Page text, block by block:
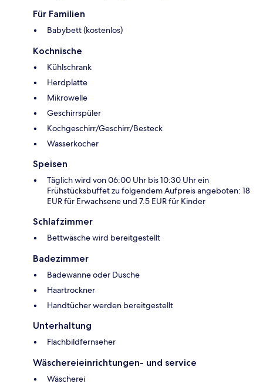
Für Familien
Babybett (kostenlos)
Kochnische
Kühlschrank
Herdplatte
Mikrowelle
Geschirrspüler
Kochgeschirr/Geschirr/Besteck
Wasserkocher
Speisen
Täglich wird von 06:00 Uhr bis 10:30 Uhr ein
Frühstücksbuffet zu folgendem Aufpreis angeboten: 18
EUR für Erwachsene und 7.5 EUR für Kinder
Schlafzimmer
Bettwäsche wird bereitgestellt
Badezimmer
Badewanne oder Dusche
Haartrockner
Handtücher werden bereitgestellt
Unterhaltung
Flachbildfernseher
Wäschereieinrichtungen- und service
Wäscherei